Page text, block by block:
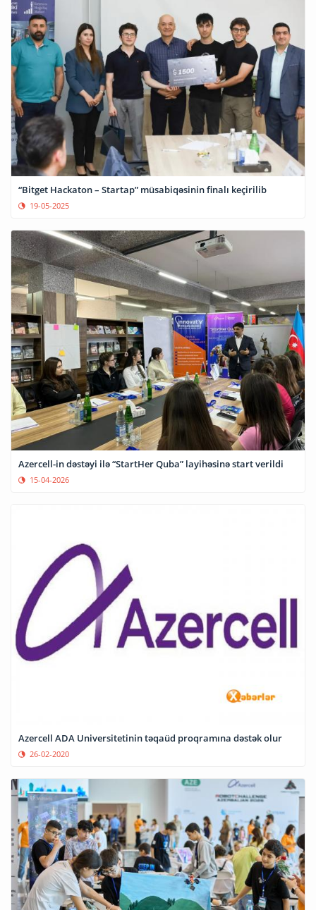
“Bitget Hackaton – Startap” müsabiqəsinin finalı keçirilib
19-05-2025
Azercell-in dəstəyi ilə “StartHer Quba” layihəsinə start verildi
15-04-2026
Azercell ADA Universitetinin təqaüd proqramına dəstək olur
26-02-2020